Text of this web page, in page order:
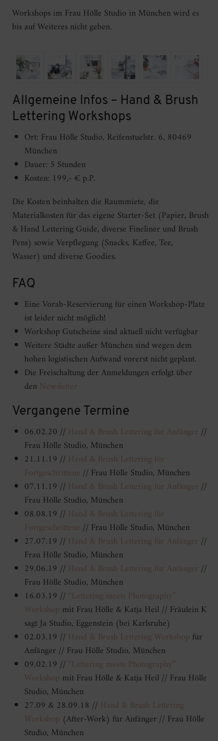
Workshops im Frau Hölle Studio in München wird es
bis auf Weiteres nicht geben.
Allgemeine Infos – Hand & Brush
Lettering Workshops
Ort: Frau Hölle Studio, Reifenstuelstr. 6, 80469
München
Dauer: 5 Stunden
Kosten: 199,- € p.P.
Die Kosten beinhalten die Raummiete, die
Materialkosten für das eigene Starter-Set (Papier, Brush
& Hand Lettering Guide, diverse Fineliner und Brush
Pens) sowie Verpflegung (Snacks, Kaffee, Tee,
Wasser) und diverse Goodies.
FAQ
Eine Vorab-Reservierung für einen Workshop-Platz
ist leider nicht möglich!
Workshop Gutscheine sind aktuell nicht verfügbar
Weitere Städte außer München sind wegen dem
hohen logistischen Aufwand vorerst nicht geplant.
Die Freischaltung der Anmeldungen erfolgt über
den Newsletter
Vergangene Termine
06.02.20 // Hand & Brush Lettering für Anfänger//
Frau Hölle Studio, München
21.11.19 // Hand & Brush Lettering für
Fortgeschrittene // Frau Hölle Studio, München
07.11.19 // Hand & Brush Lettering für Anfänger//
Frau Hölle Studio, München
08.08.19 // Hand & Brush Lettering für
Fortgeschrittene // Frau Hölle Studio, München
27.07.19 // Hand & Brush Lettering für Anfänger//
Frau Hölle Studio, München
29.06.19 // Hand & Brush Lettering für Anfänger//
Frau Hölle Studio, München
16.03.19 // “Lettering meets Photography”
Workshop mit Frau Hölle & Katja Heil // Fräulein K
sagt Ja Studio, Eggenstein (bei Karlsruhe)
02.03.19 // Hand & Brush Lettering Workshop für
Anfänger // Frau Hölle Studio, München
09.02.19 // “Lettering meets Photography”
Workshop mit Frau Hölle & Katja Heil // Frau Hölle
Studio, München
27.09 & 28.09.18 // Hand & Brush Lettering
Workshop (After-Work) für Anfänger // Frau Hölle
Studio, München